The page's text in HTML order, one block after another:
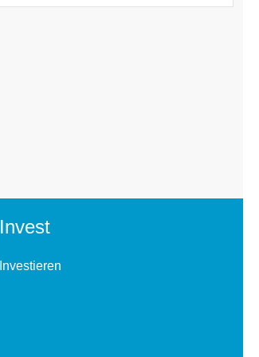
Invest
Investieren